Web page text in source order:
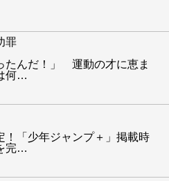
罪
たんだ！」 運動の才に恵ま
何…
！「少年ジャンプ＋」掲載時
完…